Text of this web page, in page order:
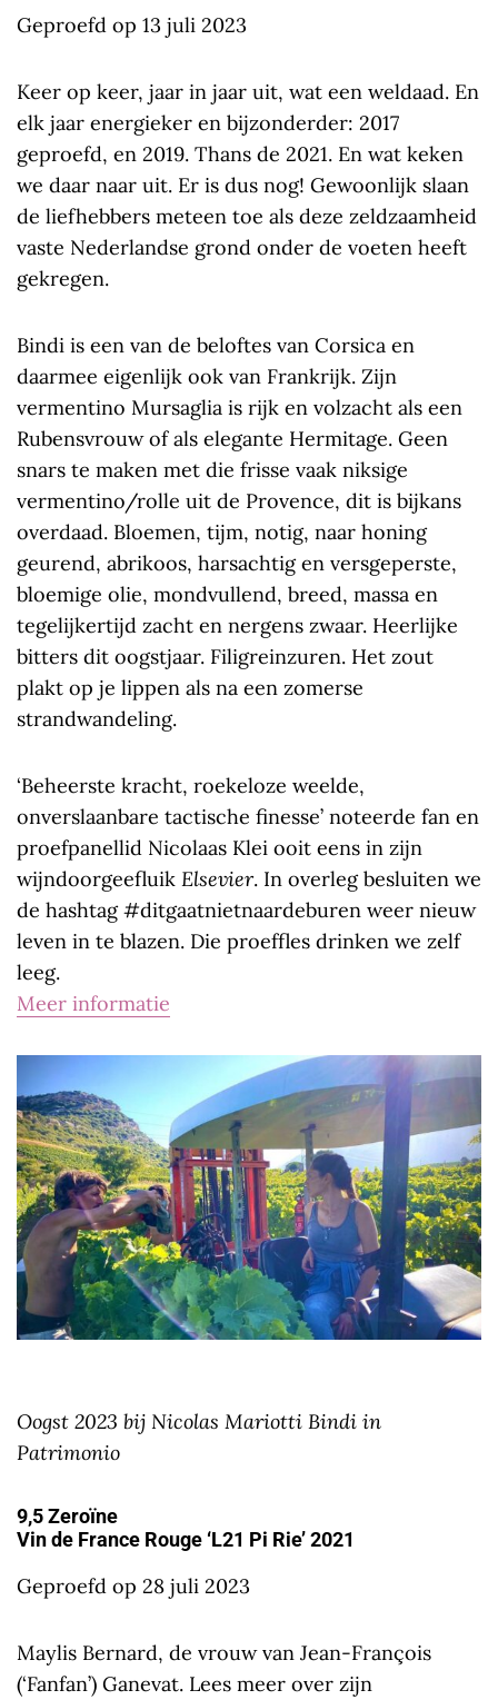
Geproefd op 13 juli 2023
Keer op keer, jaar in jaar uit, wat een weldaad. En
elk jaar energieker en bijzonderder: 2017
geproefd, en 2019. Thans de 2021. En wat keken
we daar naar uit. Er is dus nog! Gewoonlijk slaan
de liefhebbers meteen toe als deze zeldzaamheid
vaste Nederlandse grond onder de voeten heeft
gekregen.
Bindi is een van de beloftes van Corsica en
daarmee eigenlijk ook van Frankrijk. Zijn
vermentino Mursaglia is rijk en volzacht als een
Rubensvrouw of als elegante Hermitage. Geen
snars te maken met die frisse vaak niksige
vermentino/rolle uit de Provence, dit is bijkans
overdaad. Bloemen, tijm, notig, naar honing
geurend, abrikoos, harsachtig en versgeperste,
bloemige olie, mondvullend, breed, massa en
tegelijkertijd zacht en nergens zwaar. Heerlijke
bitters dit oogstjaar. Filigreinzuren. Het zout
plakt op je lippen als na een zomerse
strandwandeling.
‘Beheerste kracht, roekeloze weelde,
onverslaanbare tactische finesse’ noteerde fan en
proefpanellid Nicolaas Klei ooit eens in zijn
wijndoorgeefluik Elsevier. In overleg besluiten we
de hashtag #ditgaatnietnaardeburen weer nieuw
leven in te blazen. Die proeffles drinken we zelf
leeg.
Meer informatie
Oogst 2023 bij Nicolas Mariotti Bindi in
Patrimonio
9,5 Zeroïne
Vin de France Rouge ‘L21 Pi Rie’ 2021
Geproefd op 28 juli 2023
Maylis Bernard, de vrouw van Jean-François
(‘Fanfan’) Ganevat. Lees meer over zijn